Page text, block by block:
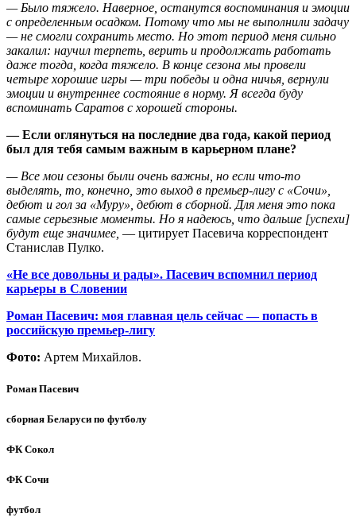
— Было тяжело. Наверное, останутся воспоминания и эмоции
с определенным осадком. Потому что мы не выполнили задачу
— не смогли сохранить место. Но этот период меня сильно
закалил: научил терпеть, верить и продолжать работать
даже тогда, когда тяжело. В конце сезона мы провели
четыре хорошие игры — три победы и одна ничья, вернули
эмоции и внутреннее состояние в норму. Я всегда буду
вспоминать Саратов с хорошей стороны.
— Если оглянуться на последние два года, какой период
был для тебя самым важным в карьерном плане?
— Все мои сезоны были очень важны, но если что-то
выделять, то, конечно, это выход в премьер-лигу с «Сочи»,
дебют и гол за «Муру», дебют в сборной. Для меня это пока
самые серьезные моменты. Но я надеюсь, что дальше [успехи]
будут еще значимее, — цитирует Пасевича корреспондент
Станислав Пулко.
«Не все довольны и рады». Пасевич вспомнил период
карьеры в Словении
Роман Пасевич: моя главная цель сейчас — попасть в
российскую премьер-лигу
Фото: Артем Михайлов.
Роман Пасевич
сборная Беларуси по футболу
ФК Сокол
ФК Сочи
футбол